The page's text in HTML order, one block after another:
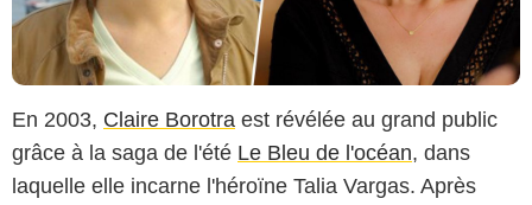
En 2003, Claire Borotra est révélée au grand public
grâce à la saga de l'été Le Bleu de l'océan, dans
laquelle elle incarne l'héroïne Talia Vargas. Après